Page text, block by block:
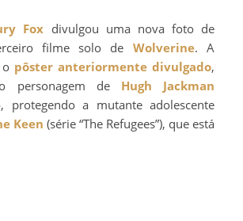
Fox divulgou uma nova foto de
filme solo de Wolverine. A
pôster anteriormente divulgado,
personagem de Hugh Jackman
protegendo a mutante adolescente
Keen (série “The Refugees”), que está